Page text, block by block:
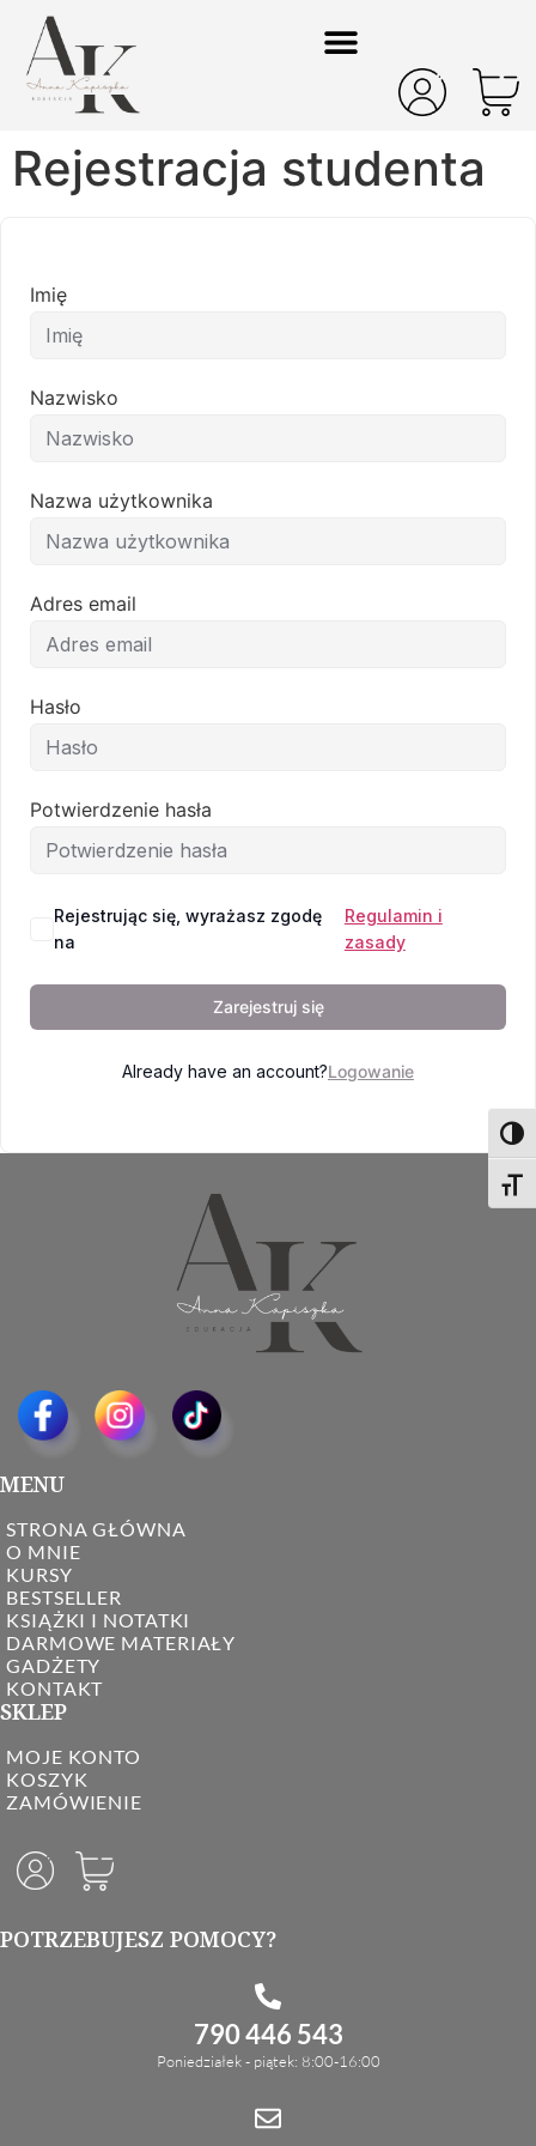
Rejestracja studenta
Imię
Nazwisko
Nazwa użytkownika
Adres email
Hasło
Potwierdzenie hasła
Rejestrując się, wyrażasz zgodę
na
Regulamin i
zasady
Zarejestruj się
Already have an account?Logowanie
MENU
STRONA GŁÓWNA
O MNIE
KURSY
BESTSELLER
KSIĄŻKI I NOTATKI
DARMOWE MATERIAŁY
GADŻETY
KONTAKT
SKLEP
MOJE KONTO
KOSZYK
ZAMÓWIENIE
POTRZEBUJESZ POMOCY?
790 446 543
Poniedziałek - piątek: 8:00-16:00